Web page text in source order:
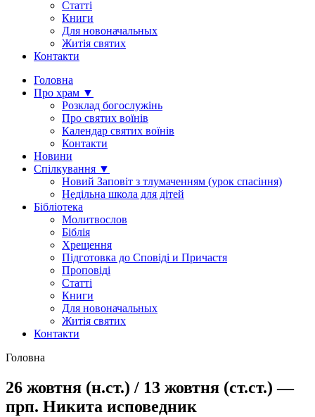
Статті
Книги
Для новоначальных
Житія святих
Контакти
Головна
Про храм ▼
Розклад богослужінь
Про святих воїнів
Календар святих воїнів
Контакти
Новини
Спілкування ▼
Новий Заповіт з тлумаченням (урок спасіння)
Недільна школа для дітей
Бібліотека
Молитвослов
Біблія
Хрещення
Підготовка до Сповіді и Причастя
Проповіді
Статті
Книги
Для новоначальных
Житія святих
Контакти
Головна
26 жовтня (н.ст.) / 13 жовтня (ст.ст.) —
прп. Никита исповедник